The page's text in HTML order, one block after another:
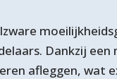
Dankzij
afleggen, wat